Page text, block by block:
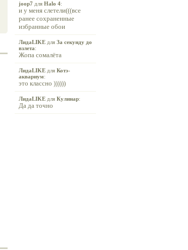
joop7 для Halo 4:
и у меня слетели(((все
ранее сохраненные
избранные обои
ЛидаLIKE для За секунду до
взлета:
Жопа сомалёта
ЛидаLIKE для Котэ-
аквариум:
это классно ))))))
ЛидаLIKE для Кулинар:
Да да точно